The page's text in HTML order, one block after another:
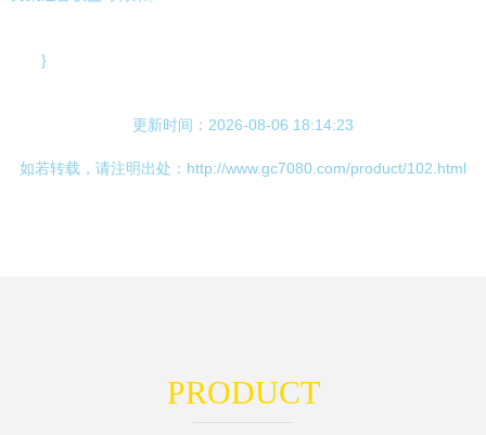
}
更新时间：2026-08-06 18:14:23
如若转载，请注明出处：http://www.gc7080.com/product/102.html
PRODUCT